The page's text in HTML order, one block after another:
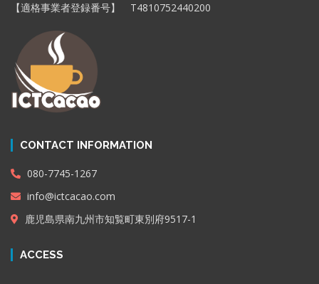
【適格事業者登録番号】 T4810752440200
CONTACT INFORMATION
080-7745-1267
info@ictcacao.com
鹿児島県南九州市知覧町東別府9517-1
ACCESS